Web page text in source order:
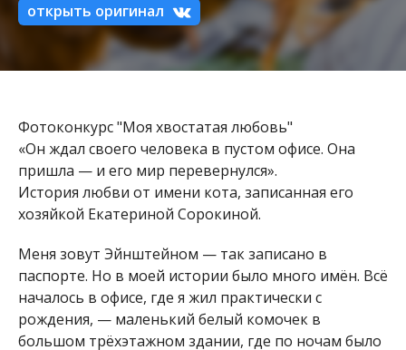
открыть оригинал
Фотоконкурс "Моя хвостатая любовь"
«Он ждал своего человека в пустом офисе. Она
пришла — и его мир перевернулся».
История любви от имени кота, записанная его
хозяйкой Екатериной Сорокиной.
Меня зовут Эйнштейном — так записано в
паспорте. Но в моей истории было много имён. Всё
началось в офисе, где я жил практически с
рождения, — маленький белый комочек в
большом трёхэтажном здании, где по ночам было